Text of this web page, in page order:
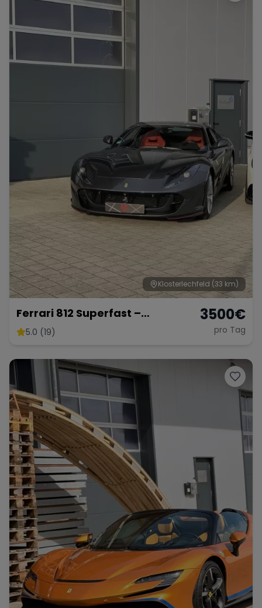
Klosterlechfeld (33 km)
Ferrari 812 Superfast –
Ultimativer V12-Supersportler
5.0 (19)
3500€
pro Tag